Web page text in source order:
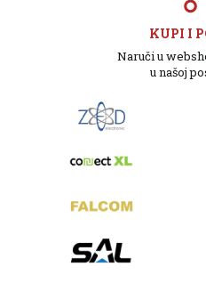
KUPI I
Naruči u
u našoj